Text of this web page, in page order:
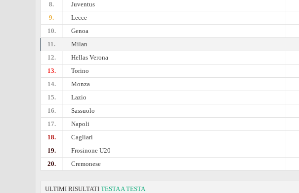
8.
Juventus
9.
Lecce
10.
Genoa
11.
Milan
12.
Hellas Verona
13.
Torino
14.
Monza
15.
Lazio
16.
Sassuolo
17.
Napoli
18.
Cagliari
19.
Frosinone U20
20.
Cremonese
ULTIMI RISULTATI TESTA A TESTA